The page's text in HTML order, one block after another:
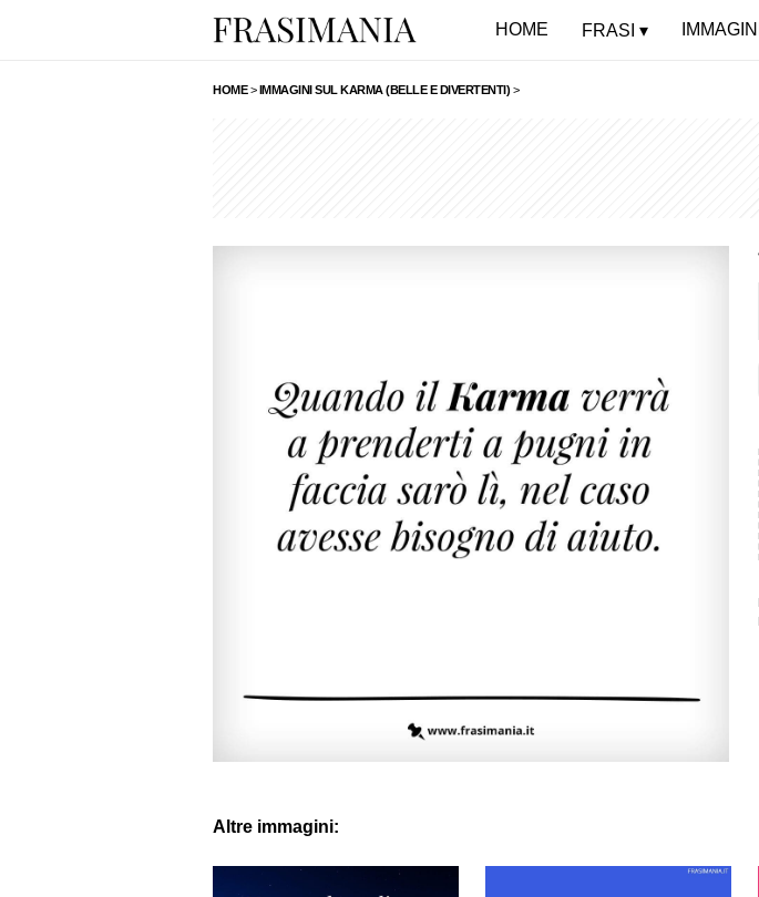
HOME FRASI IMMAGINI
HOME>IMMAGINI SUL KARMA (BELLE E DIVERTENTI) >
Altre immagini: